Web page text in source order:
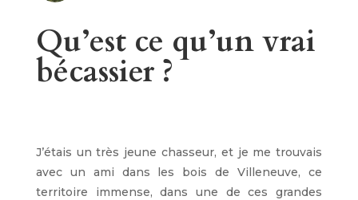
Qu’est ce qu’un vrai
bécassier ?
J’étais un très jeune chasseur, et je me trouvais
avec un ami dans les bois de Villeneuve, ce
territoire immense, dans une de ces grandes